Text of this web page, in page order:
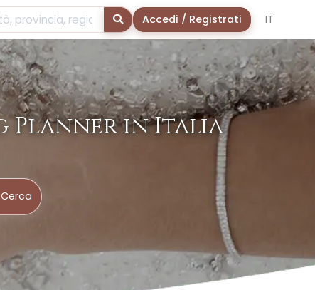
CercaAccedi / Registrati IT
Planner in Italia
Cerca